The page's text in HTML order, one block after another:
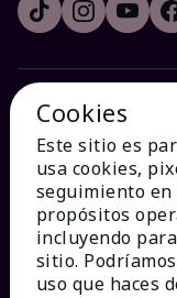
¿CÓMO
Recibe e-mails
Ver estado del
Cookies
Este sitio es
usa cookies,
seguimiento
propósitos
incluyendo
sitio.
uso que haces